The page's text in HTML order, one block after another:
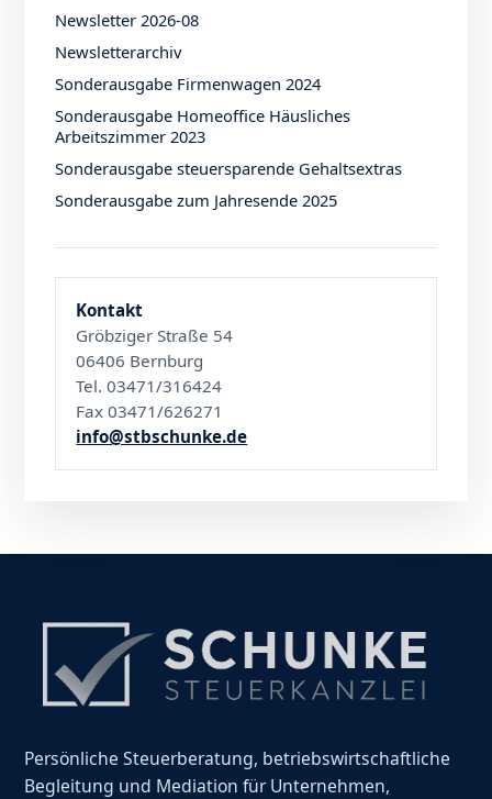
Newsletter 2026-08
Newsletterarchiv
Sonderausgabe Firmenwagen 2024
Sonderausgabe Homeoffice Häusliches
Arbeitszimmer 2023
Sonderausgabe steuersparende Gehaltsextras
Sonderausgabe zum Jahresende 2025
Kontakt
Gröbziger Straße 54
06406 Bernburg
Tel. 03471/316424
Fax 03471/626271
info@stbschunke.de
Persönliche Steuerberatung, betriebswirtschaftliche
Begleitung und Mediation für Unternehmen,